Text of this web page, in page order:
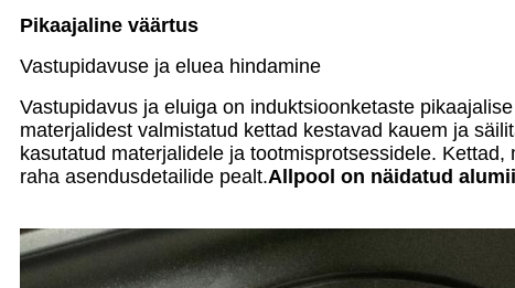
Pikaajaline väärtus
Vastupidavuse ja eluea hindamine
Vastupidavus ja eluiga on induktsioonketaste
materjalidest valmistatud kettad kestavad kauem ja
kasutatud materjalidele ja tootmisprotsessidele.
raha asendusdetailide pealt.Allpool on näidatud